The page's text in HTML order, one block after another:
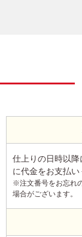
仕上りの日時以
に代金をお支払い
※注文番号をお忘れ
場合がございます。